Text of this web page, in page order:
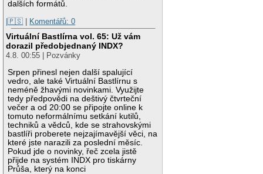
dalších formátů.
|🇵🇸 | Komentářů: 0
Virtuální Bastlírna vol. 65: Už vám
dorazil předobjednaný INDX?
4.8. 00:55 | Pozvánky
Srpen přinesl nejen další spalující
vedro, ale také Virtuální Bastlírnu s
neméně žhavými novinkami. Využijte
tedy předpovědi na deštivý čtvrteční
večer a od 20:00 se připojte online k
tomuto neformálnímu setkání kutilů,
techniků a vědců, kde se strahovskými
bastlíři proberete nejzajímavější věci, na
které jste narazili za poslední měsíc.
Pokud jde o novinky, řeč zcela jistě
přijde na systém INDX pro tiskárny
Průša, který na konci